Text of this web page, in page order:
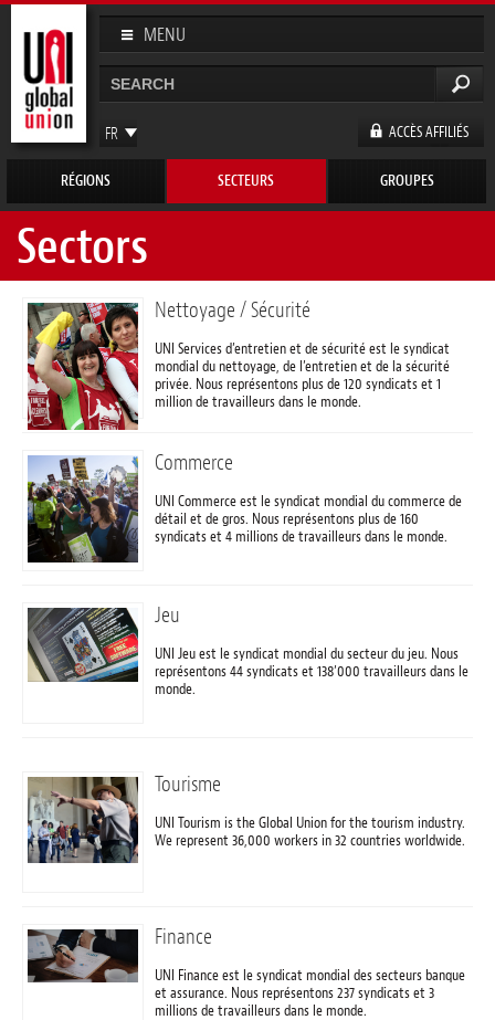
Aller au
contenu
principal
MENU
FR
EN
ACCÈS AFFILIÉS
Formulaire de recherche
RÉGIONS SECTEURS GROUPES
Sectors
Nettoyage / Sécurité
UNI Services d’entretien et de sécurité est le syndicat
mondial du nettoyage, de l’entretien et de la sécurité
privée. Nous représentons plus de 120 syndicats et 1
million de travailleurs dans le monde.
Commerce
UNI Commerce est le syndicat mondial du commerce de
détail et de gros. Nous représentons plus de 160
syndicats et 4 millions de travailleurs dans le monde.
Jeu
UNI Jeu est le syndicat mondial du secteur du jeu. Nous
représentons 44 syndicats et 138’000 travailleurs dans le
monde.
Tourisme
UNI Tourism is the Global Union for the tourism industry.
We represent 36,000 workers in 32 countries worldwide.
Finance
UNI Finance est le syndicat mondial des secteurs banque
et assurance. Nous représentons 237 syndicats et 3
millions de travailleurs dans le monde.